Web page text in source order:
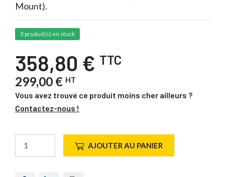
Mount).
3 produit(s) en stock
358,80 € TTC
299,00 € HT
Vous avez trouvé ce produit moins cher ailleurs ?
Contactez-nous !
AJOUTER AU PANIER